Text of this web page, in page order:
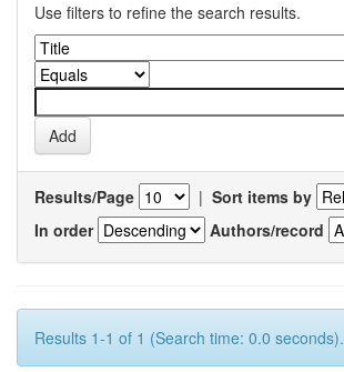
Use filters to refine the search results.
Results/Page | Sort items by
In order
Authors/record
Results 1-1 of 1 (Search time: 0.0 seconds).